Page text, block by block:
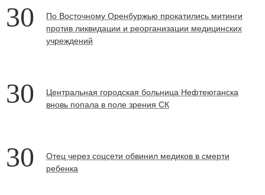
30
По Восточному Оренбуржью прокатились митинги
против ликвидации и реорганизации медицинских
учреждений
30
Центральная городская больница Нефтеюганска
вновь попала в поле зрения СК
30
Отец через соцсети обвинил медиков в смерти
ребенка